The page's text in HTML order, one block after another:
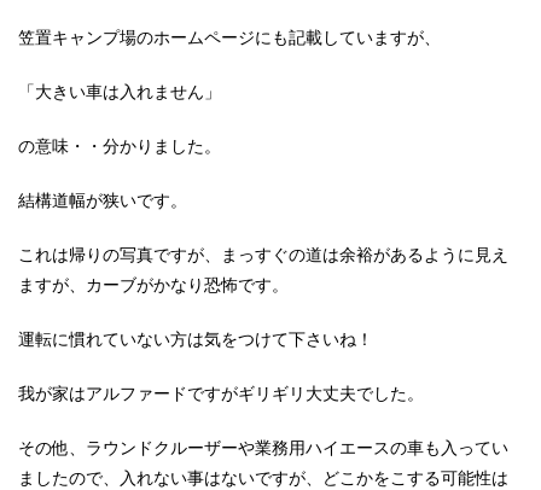
笠置キャンプ場のホームページにも記載していますが、
「大きい車は入れません」
の意味・・分かりました。
結構道幅が狭いです。
これは帰りの写真ですが、まっすぐの道は余裕があるように見え
ますが、カーブがかなり恐怖です。
運転に慣れていない方は気をつけて下さいね！
我が家はアルファードですがギリギリ大丈夫でした。
その他、ラウンドクルーザーや業務用ハイエースの車も入ってい
ましたので、入れない事はないですが、どこかをこする可能性は